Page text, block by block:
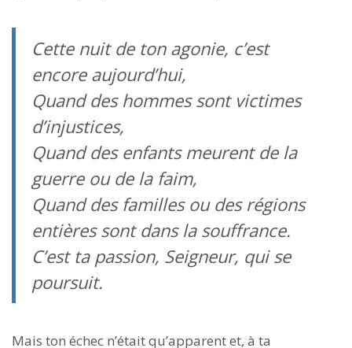
Cette nuit de ton agonie, c’est
encore aujourd’hui,
Quand des hommes sont victimes
d’injustices,
Quand des enfants meurent de la
guerre ou de la faim,
Quand des familles ou des régions
entières sont dans la souffrance.
C’est ta passion, Seigneur, qui se
poursuit.
Mais ton échec n’était qu’apparent et, à ta